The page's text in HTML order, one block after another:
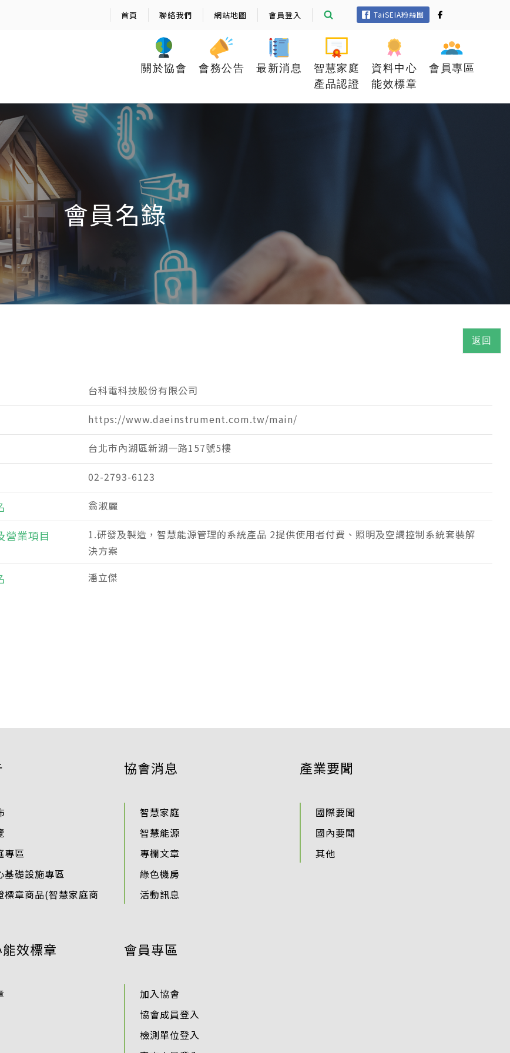
首頁 聯絡我們 網站地圖 會員登入 TaiSEIA粉絲團
關於協會 會務公告 最新消息
智慧家庭
產品認證
資料中心
能效標章
會員專區
會員名錄
返回
台科電科技股份有限公司
https://www.daeinstrument.com.tw/main/
台北市內湖區新湖一路157號5樓
02-2793-6123
翁淑麗
營業項目
1.研發及製造，智慧能源管理的系統產品 2提供使用者付費、照明及空調控制系統套裝解
決方案
潘立傑
專區
基礎設施專區
標章商品(智慧家庭商
協會消息
智慧家庭
智慧能源
專欄文章
綠色機房
活動訊息
產業要聞
國際要聞
國內要聞
其他
效標章 會員專區
加入協會
協會成員登入
檢測單位登入